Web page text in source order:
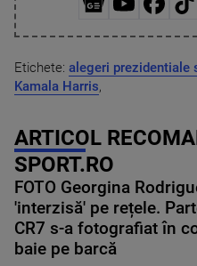
Etichete: alegeri prezidentiale
Kamala Harris,
ARTICOL
SPORT.RO
FOTO Georgina
'interzisă' pe rețele.
CR7 s-a fotografiat în
baie pe barcă